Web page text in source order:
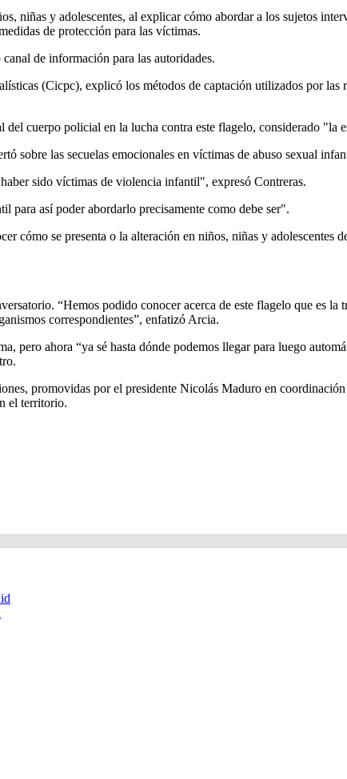
niñas y adolescentes, al explicar cómo abordar a los sujetos
de protección para las víctimas.
de información para las autoridades.
(Cicpc), explicó los métodos de captación utilizados por las
cuerpo policial en la lucha contra este flagelo, considerado
las secuelas emocionales en víctimas de abuso sexual
sido víctimas de violencia infantil", expresó Contreras.
para así poder abordarlo precisamente como debe ser".
se presenta o la alteración en niños, niñas y adolescentes
“Hemos podido conocer acerca de este flagelo que es la
correspondientes”, enfatizó Arcia.
pero ahora “ya sé hasta dónde podemos llegar para luego
promovidas por el presidente Nicolás Maduro en
el territorio.